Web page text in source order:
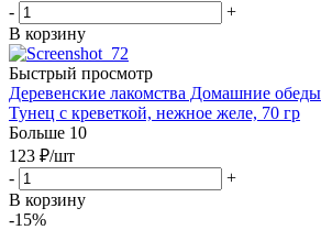
-
+
В корзину
Быстрый просмотр
Деревенские лакомства Домашние
Тунец с креветкой, нежное желе, 70 гр
Больше 10
123 ₽/шт
-
+
В корзину
-15%